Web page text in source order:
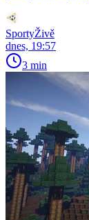
SportyŽivě
dnes, 19:57
3 min